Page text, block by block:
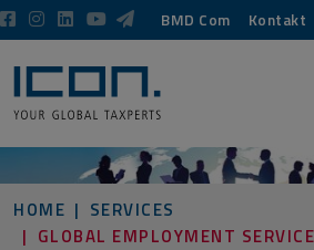
BMD Com Kontakt
HOME
SERVICES
GLOBAL EMPLOYMENT